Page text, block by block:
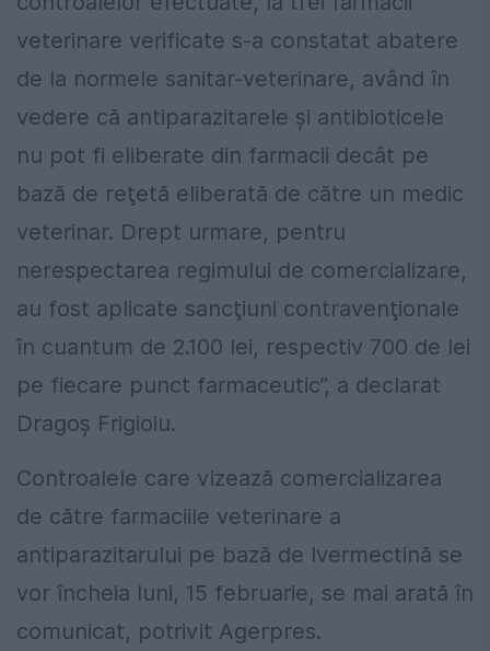
veterinare verificate s-a constatat abatere
de la normele sanitar-veterinare, având în
vedere că antiparazitarele şi antibioticele
nu pot fi eliberate din farmacii decât pe
bază de reţetă eliberată de către un medic
veterinar. Drept urmare, pentru
nerespectarea regimului de comercializare,
au fost aplicate sancţiuni contravenţionale
în cuantum de 2.100 lei, respectiv 700 de lei
pe fiecare punct farmaceutic”, a declarat
Dragoş Frigioiu.
Controalele care vizează comercializarea
de către farmaciile veterinare a
antiparazitarului pe bază de Ivermectină se
vor încheia luni, 15 februarie, se mai arată în
comunicat, potrivit Agerpres.